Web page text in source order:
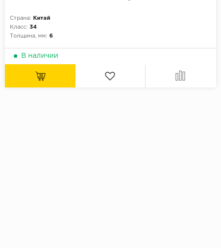
Страна:
Китай
Класс: 34
Толщина, мм: 6
В наличии